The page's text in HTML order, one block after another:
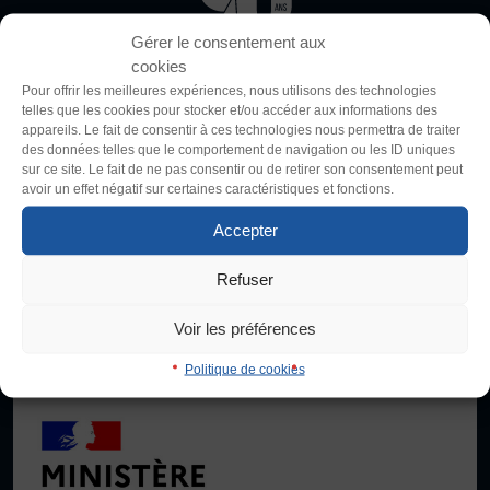
Gérer le consentement aux
cookies
Pour offrir les meilleures expériences, nous utilisons des technologies
telles que les cookies pour stocker et/ou accéder aux informations des
appareils. Le fait de consentir à ces technologies nous permettra de traiter
des données telles que le comportement de navigation ou les ID uniques
sur ce site. Le fait de ne pas consentir ou de retirer son consentement peut
avoir un effet négatif sur certaines caractéristiques et fonctions.
Accepter
Refuser
Voir les préférences
Politique de cookies
Livret de l’animateur·trice
Brevet Fédéral
BAFA
Officiel·les
Responsable associatif.ve FSGT
ORGANISME DE FORMATION
Certificat de qualification professionnelle
Échanges internationaux
Coopération et solidarité internationales
La Fédération Sportive et Gymnique du Travail (FSGT) compte
200 000 pratiquant·es, 4200 clubs et propose une centaine
d’activités physiques, sportives, culturelles et artistiques,
compétitives et non compétitives. Créée en 1934 dans la lutte
contre le fascisme, elle promeut le droit d’accès au sport de toutes
et tous en se donnant comme objectif le développement de
contenus d’activités, de vie associative et de formation adaptés
Clair Sombre
Police (dyslexie)
Défaut Adapter
Taille du texte
Défaut